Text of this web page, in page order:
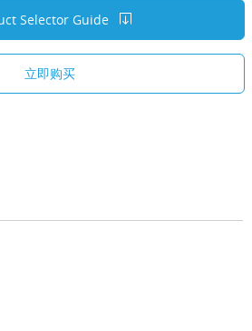
Selector Guide
立即购买